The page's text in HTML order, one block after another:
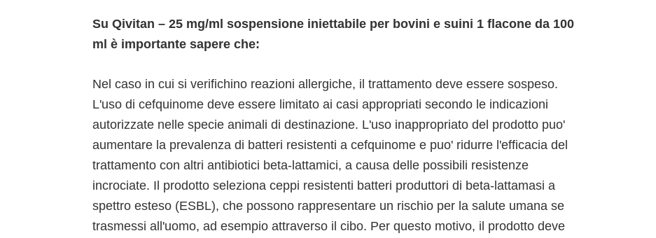
Su Qivitan – 25 mg/ml sospensione iniettabile per bovini e suini 1 flacone da 100
ml è importante sapere che:
Nel caso in cui si verifichino reazioni allergiche, il trattamento deve essere sospeso.
L'uso di cefquinome deve essere limitato ai casi appropriati secondo le indicazioni
autorizzate nelle specie animali di destinazione. L'uso inappropriato del prodotto puo'
aumentare la prevalenza di batteri resistenti a cefquinome e puo' ridurre l'efficacia del
trattamento con altri antibiotici beta-lattamici, a causa delle possibili resistenze
incrociate. Il prodotto seleziona ceppi resistenti batteri produttori di beta-lattamasi a
spettro esteso (ESBL), che possono rappresentare un rischio per la salute umana se
trasmessi all'uomo, ad esempio attraverso il cibo. Per questo motivo, il prodotto deve